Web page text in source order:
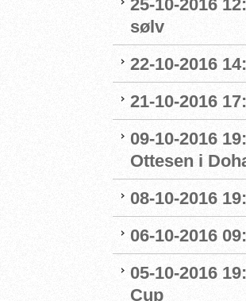
25-10-2016
sølv
22-10-2016
21-10-2016
09-10-2016
Ottesen i
08-10-2016
06-10-2016
05-10-2016
Cup